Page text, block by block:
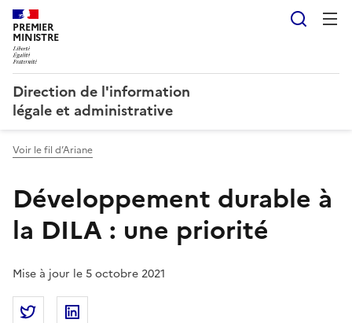
PREMIER
MINISTRE
Direction de l'information
légale et administrative
Voir le fil d’Ariane
Développement durable à
la DILA : une priorité
Mise à jour le 5 octobre 2021
Partager la page
Partager Développement durable à la DILA : une